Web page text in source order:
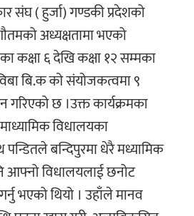
संघ ( हुर्जा) गण्डकी प्रदेशको
अध्यक्षतामा भएको
कक्षा ६ देखि कक्षा १२ सम्मका
बि.क को संयोजकत्वमा ९
छ ।उक्त कार्यक्रमका
विधालयका
पन्डितले बन्दिपुरमा धेरै मध्यामिक
आफ्नो विधालयलाई छनोट
भएको थियो । उहाँले मानव